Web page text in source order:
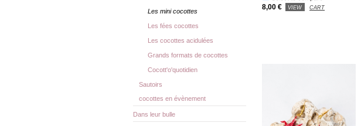
8,00 € VIEW CART
Les mini cocottes
Les fées cocottes
Les cocottes acidulées
Grands formats de cocottes
Cocott'o'quotidien
Sautoirs
cocottes en évènement
Dans leur bulle